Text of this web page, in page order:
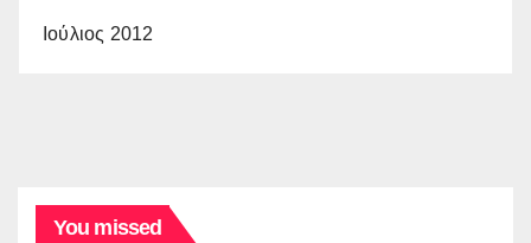
Ιούλιος 2012
You missed